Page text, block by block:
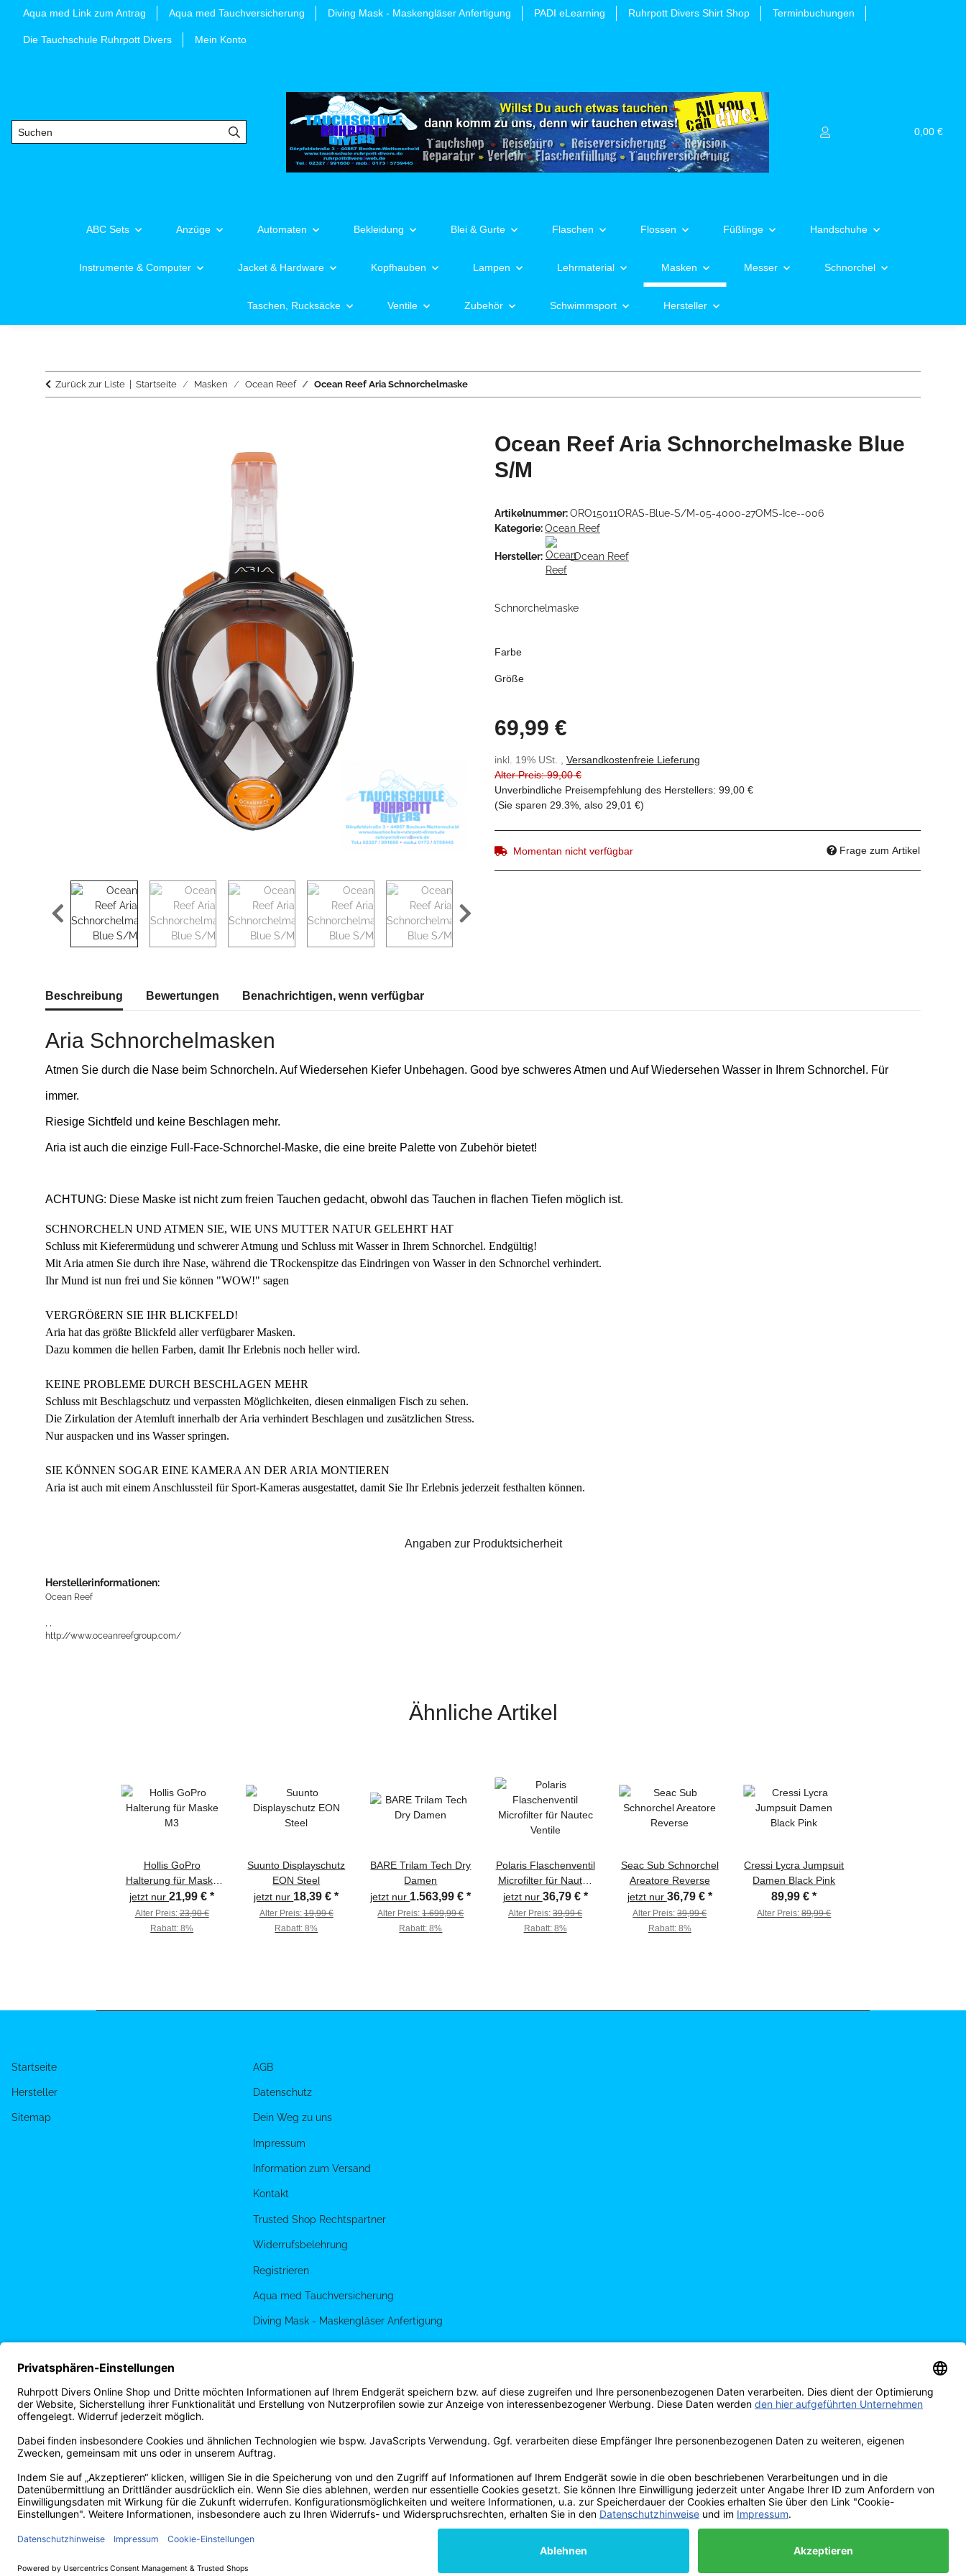
Aqua med Link zum Antrag Aqua med Tauchversicherung Diving Mask - Maskengläser Anfertigung PADI eLearning Ruhrpott Divers Shirt Shop Terminbuchungen
Die Tauchschule Ruhrpott Divers Mein Konto
0,00 €
ABC Sets Anzüge Automaten Bekleidung Blei & Gurte Flaschen Flossen Füßlinge Handschuhe
Instrumente & Computer Jacket & Hardware Kopfhauben Lampen Lehrmaterial Masken Messer Schnorchel
Taschen, Rucksäcke Ventile Zubehör Schwimmsport Hersteller
Zurück zur Liste Startseite Masken Ocean Reef Ocean Reef Aria Schnorchelmaske
Ocean Reef Aria Schnorchelmaske Blue
S/M
Artikelnummer:ORO15011ORAS-Blue-S/M-05-4000-27OMS-Ice--006
Kategorie:Ocean Reef
Hersteller: Ocean Reef
Schnorchelmaske
Farbe
Größe
69,99 €
inkl. 19% USt. , Versandkostenfreie Lieferung
Alter Preis: 99,00 €
Unverbindliche Preisempfehlung des Herstellers: 99,00 €
(Sie sparen 29.3% , also 29,01 €)
Momentan nicht verfügbar Frage zum Artikel
weitere Registerkarten anzeigen
Beschreibung Bewertungen Benachrichtigen, wenn verfügbar
Aria Schnorchelmasken
Atmen Sie durch die Nase beim Schnorcheln. Auf Wiedersehen Kiefer Unbehagen. Good bye schweres Atmen und Auf Wiedersehen Wasser in Ihrem Schnorchel. Für
immer.
Riesige Sichtfeld und keine Beschlagen mehr.
Aria ist auch die einzige Full-Face-Schnorchel-Maske, die eine breite Palette von Zubehör bietet!
ACHTUNG: Diese Maske ist nicht zum freien Tauchen gedacht, obwohl das Tauchen in flachen Tiefen möglich ist.
SCHNORCHELN UND ATMEN SIE, WIE UNS MUTTER NATUR GELEHRT HAT
Schluss mit Kieferermüdung und schwerer Atmung und Schluss mit Wasser in Ihrem Schnorchel. Endgültig!
Mit Aria atmen Sie durch ihre Nase, während die TRockenspitze das Eindringen von Wasser in den Schnorchel verhindert.
Ihr Mund ist nun frei und Sie können "WOW!" sagen
VERGRÖßERN SIE IHR BLICKFELD!
Aria hat das größte Blickfeld aller verfügbarer Masken.
Dazu kommen die hellen Farben, damit Ihr Erlebnis noch heller wird.
KEINE PROBLEME DURCH BESCHLAGEN MEHR
Schluss mit Beschlagschutz und verpassten Möglichkeiten, diesen einmaligen Fisch zu sehen.
Die Zirkulation der Atemluft innerhalb der Aria verhindert Beschlagen und zusätzlichen Stress.
Nur auspacken und ins Wasser springen.
SIE KÖNNEN SOGAR EINE KAMERA AN DER ARIA MONTIEREN
Aria ist auch mit einem Anschlussteil für Sport-Kameras ausgestattet, damit Sie Ihr Erlebnis jederzeit festhalten können.
Angaben zur Produktsicherheit
Herstellerinformationen:
Ocean Reef
, ,
http://www.oceanreefgroup.com/
Ähnliche Artikel
Hollis GoPro
Halterung für Maske
M3
jetzt nur21,99 €*
Alter Preis:23,90 €
Rabatt:8%
Suunto Displayschutz
EON Steel
jetzt nur 18,39 €*
Alter Preis:19,99 €
Rabatt:8%
BARE Trilam Tech Dry
Damen
jetzt nur 1.563,99 €*
Alter Preis:1.699,99 €
Rabatt:8%
Polaris Flaschenventil
Microfilter für Nautec
Ventile
jetzt nur 36,79 € *
Alter Preis:39,99 €
Rabatt: 8%
Seac Sub Schnorchel
Areatore Reverse
jetzt nur 36,79 € *
Alter Preis:39,99 €
Rabatt: 8%
Cressi Lycra Jumpsuit
Damen Black Pink
89,99 €*
Alter Preis:89,99 €
Startseite
Hersteller
Sitemap
AGB
Datenschutz
Dein Weg zu uns
Impressum
Information zum Versand
Kontakt
Trusted Shop Rechtspartner
Widerrufsbelehrung
Registrieren
Aqua med Tauchversicherung
Diving Mask - Maskengläser Anfertigung
Ruhrpott Divers Shirt Shop
Vertrag widerrufen
* Alle Preise inkl. gesetzlicher USt., zzgl. Versand
© Tauchschule Ruhrpott Divers Thomas Reich 2025 Besucherzähler: 2299835 Powered byJTL-Shop